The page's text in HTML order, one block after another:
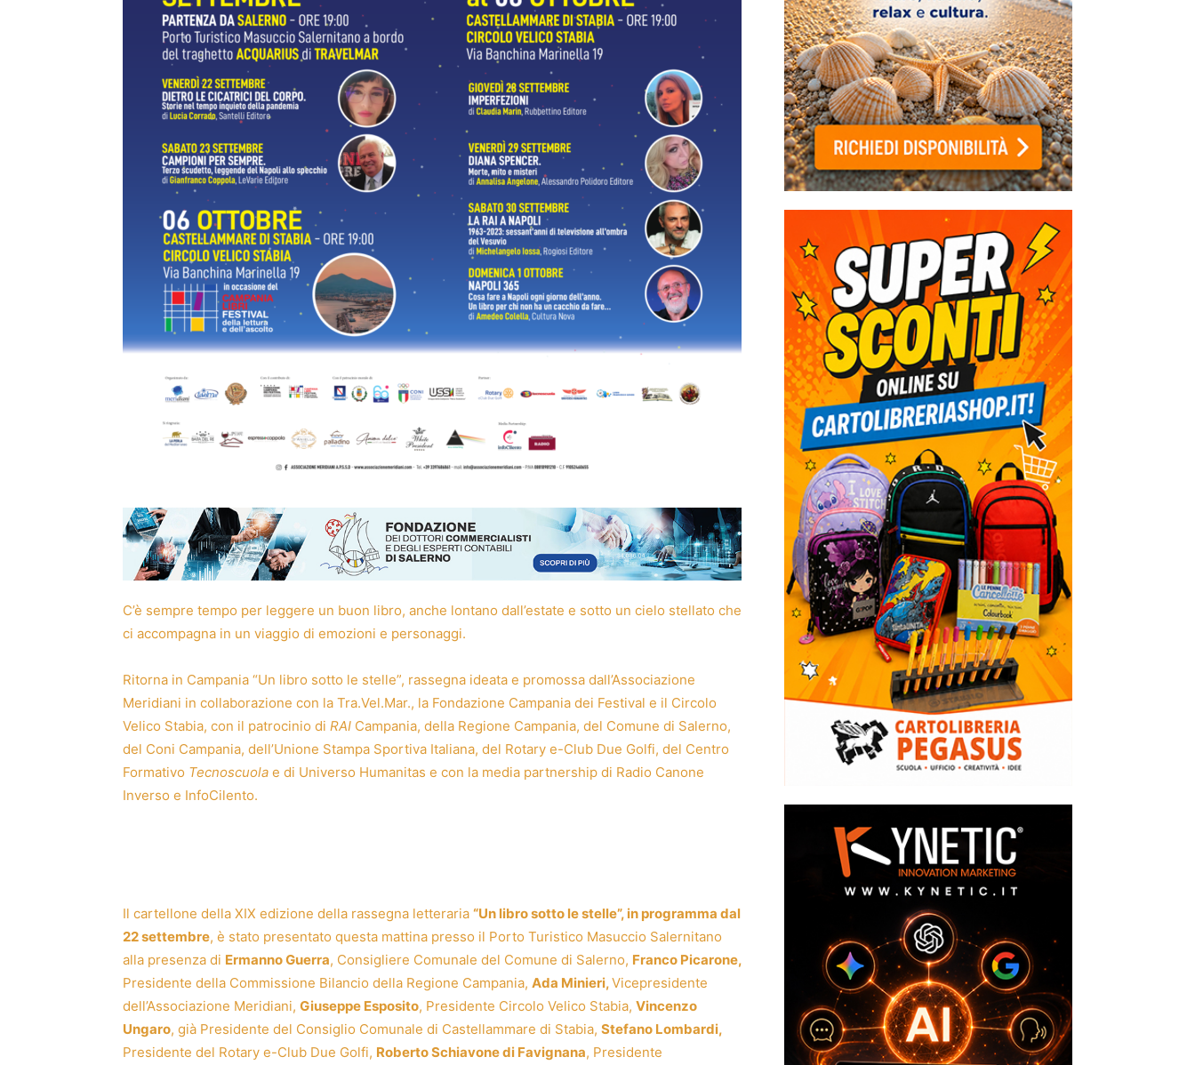
C’è sempre tempo per leggere un buon libro, anche lontano dall’estate e sotto un cielo stellato che
ci accompagna in un viaggio di emozioni e personaggi.
Ritorna in Campania “Un libro sotto le stelle”, rassegna ideata e promossa dall’Associazione
Meridiani in collaborazione con la Tra.Vel.Mar., la Fondazione Campania dei Festival e il Circolo
Velico Stabia, con il patrocinio di RAI Campania, della Regione Campania, del Comune di Salerno,
del Coni Campania, dell’Unione Stampa Sportiva Italiana, del Rotary e-Club Due Golfi, del Centro
Formativo Tecnoscuola e di Universo Humanitas e con la media partnership di Radio Canone
Inverso e InfoCilento.
Il cartellone della XIX edizione della rassegna letteraria “Un libro sotto le stelle”, in programma dal
22 settembre, è stato presentato questa mattina presso il Porto Turistico Masuccio Salernitano
alla presenza di Ermanno Guerra, Consigliere Comunale del Comune di Salerno, Franco Picarone,
Presidente della Commissione Bilancio della Regione Campania, Ada Minieri,Vicepresidente
dell’Associazione Meridiani, Giuseppe Esposito, Presidente Circolo Velico Stabia, Vincenzo
Ungaro, già Presidente del Consiglio Comunale di Castellammare di Stabia, Stefano Lombardi,
Presidente del Rotary e-Club Due Golfi, Roberto Schiavone di Favignana, Presidente